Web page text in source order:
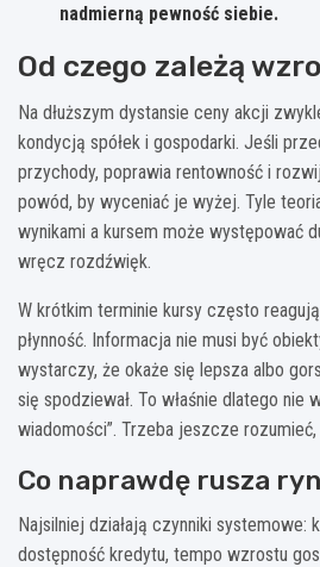
nadmierną pewność siebie.
Od czego zależą
Na dłuższym dystansie ceny akcji
kondycją spółek i gospodarki. Jeśli
przychody, poprawia rentowność i
powód, by wyceniać je wyżej. Tyle
wynikami a kursem może występować
wręcz rozdźwięk.
W krótkim terminie kursy często
płynność. Informacja nie musi być
wystarczy, że okaże się lepsza albo
się spodziewał. To właśnie dlatego nie
wiadomości”. Trzeba jeszcze
Co naprawdę rusza
Najsilniej działają czynniki systemowe:
dostępność kredytu, tempo wzrostu